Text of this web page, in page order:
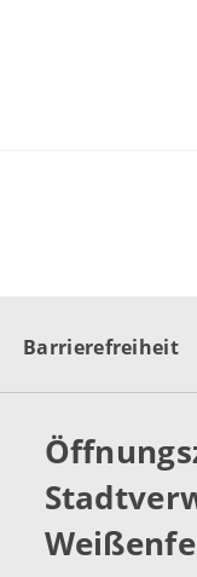
Barrierefreiheit